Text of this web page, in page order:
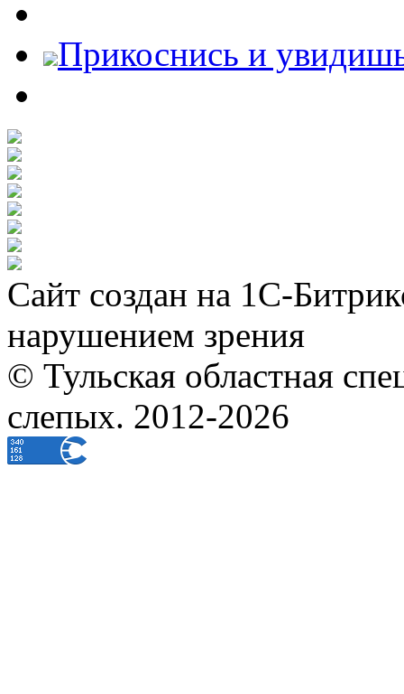
Прикоснись и
Сайт создан на 1С-
нарушением зрения
© Тульская областная
слепых. 2012-2026